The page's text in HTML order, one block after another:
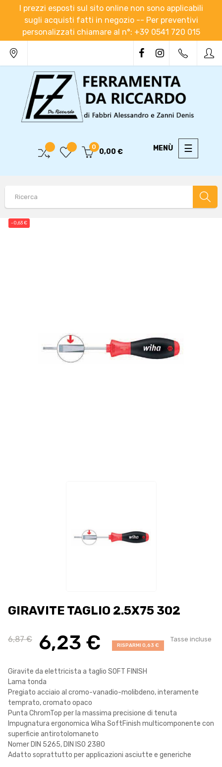
I prezzi esposti sul sito online non sono applicabili
sugli acquisti fatti in negozio -- Per preventivi
personalizzati chiamare al n°: +39 0541 720 015
Toggle
☰
0
0,00 €
-0,63 €
GIRAVITE TAGLIO 2.5X75 302
6,87 € 6,23 € RISPARMI 0,63 €
Tasse incluse
Giravite da elettricista a taglio SOFT FINISH
Lama tonda
Pregiato acciaio al cromo-vanadio-molibdeno, interamente
temprato, cromato opaco
Punta ChromTop per la massima precisione di tenuta
Impugnatura ergonomica Wiha SoftFinish multicomponente con
superficie antirotolomaneto
Nomer DIN 5265, DIN ISO 2380
Adatto soprattutto per applicazioni asciutte e generiche